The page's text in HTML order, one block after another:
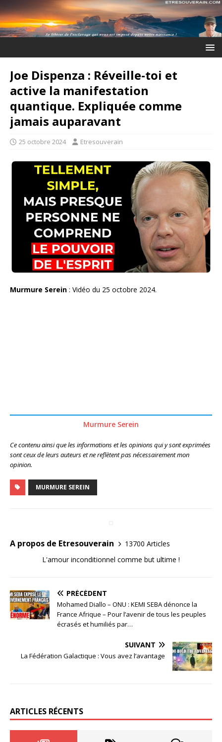
Joe Dispenza : Réveille-toi et
active la manifestation
quantique. Expliquée comme
jamais auparavant
25 octobre 2024 Etresouverain
Murmure Serein : Vidéo du 25 octobre 2024.
Murmure Serein
Ce contenu ainsi que les informations et les opinions qui y sont exprimées
sont ceux de leurs auteurs et ne reflètent pas nécessairement mon
opinion.
MURMURE SEREIN
A propos de Etresouverain
13700 Articles
L'amour inconditionnel comme but ultime !
PRÉCÉDENT
Mohamed Diallo – ONU : KEMI SEBA dénonce la
France Afrique – Pour l’avenir de tous les peuples
écrasés et humiliés par…
SUIVANT
La Fédération Galactique : Vous avez l’avantage
ARTICLES RÉCENTS